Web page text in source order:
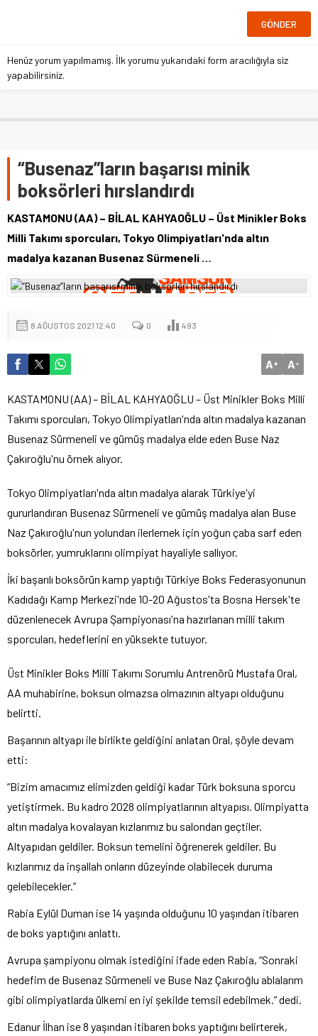
Henüz yorum yapılmamış. İlk yorumu yukarıdaki form aracılığıyla siz
yapabilirsiniz.
“Busenaz”ların başarısı minik
boksörleri hırslandırdı
KASTAMONU (AA) – BİLAL KAHYAOĞLU – Üst Minikler Boks
Milli Takımı sporcuları, Tokyo Olimpiyatları'nda altın
madalya kazanan Busenaz Sürmeneli …
8 AĞUSTOS 2021 12:40 0 493
A+ A-
KASTAMONU (AA) – BİLAL KAHYAOĞLU – Üst Minikler Boks Milli
Takımı sporcuları, Tokyo Olimpiyatları'nda altın madalya kazanan
Busenaz Sürmeneli ve gümüş madalya elde eden Buse Naz
Çakıroğlu'nu örnek alıyor.
Tokyo Olimpiyatları'nda altın madalya alarak Türkiye'yi
gururlandıran Busenaz Sürmeneli ve gümüş madalya alan Buse
Naz Çakıroğlu'nun yolundan ilerlemek için yoğun çaba sarf eden
boksörler, yumruklarını olimpiyat hayaliyle sallıyor.
İki başarılı boksörün kamp yaptığı Türkiye Boks Federasyonunun
Kadıdağı Kamp Merkezi'nde 10-20 Ağustos'ta Bosna Hersek'te
düzenlenecek Avrupa Şampiyonası'na hazırlanan milli takım
sporcuları, hedeflerini en yüksekte tutuyor.
Üst Minikler Boks Milli Takımı Sorumlu Antrenörü Mustafa Oral,
AA muhabirine, boksun olmazsa olmazının altyapı olduğunu
belirtti.
Başarının altyapı ile birlikte geldiğini anlatan Oral, şöyle devam
etti:
“Bizim amacımız elimizden geldiği kadar Türk boksuna sporcu
yetiştirmek. Bu kadro 2028 olimpiyatlarının altyapısı. Olimpiyatta
altın madalya kovalayan kızlarımız bu salondan geçtiler.
Altyapıdan geldiler. Boksun temelini öğrenerek geldiler. Bu
kızlarımız da inşallah onların düzeyinde olabilecek duruma
gelebilecekler.”
Rabia Eylül Duman ise 14 yaşında olduğunu 10 yaşından itibaren
de boks yaptığını anlattı.
Avrupa şampiyonu olmak istediğini ifade eden Rabia, “Sonraki
hedefim de Busenaz Sürmeneli ve Buse Naz Çakıroğlu ablalarım
gibi olimpiyatlarda ülkemi en iyi şekilde temsil edebilmek.” dedi.
Edanur İlhan ise 8 yaşından itibaren boks yaptığını belirterek,